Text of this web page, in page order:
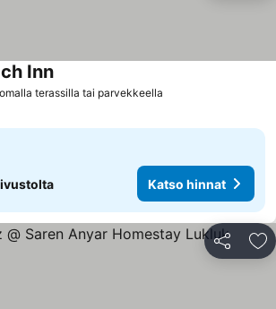
terassilla tai parvekkeella
Inn
Katso hinnat
Jaa